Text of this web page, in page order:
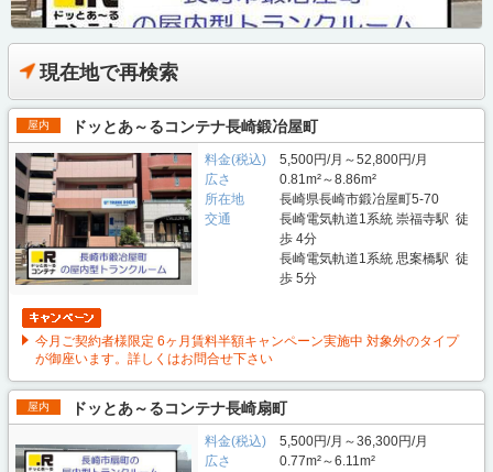
現在地で再検索
屋内 ドッとあ～るコンテナ長崎鍛冶屋町
料金(税込)
5,500円/月～52,800円/月
広さ
0.81m²～8.86m²
所在地
長崎県長崎市鍛冶屋町5-70
交通
長崎電気軌道1系統 崇福寺駅 徒
歩 4分
長崎電気軌道1系統 思案橋駅 徒
歩 5分
今月ご契約者様限定 6ヶ月賃料半額キャンペーン実施中 対象外のタイプ
が御座います。詳しくはお問合せ下さい
屋内 ドッとあ～るコンテナ長崎扇町
料金(税込)
5,500円/月～36,300円/月
広さ
0.77m²～6.11m²